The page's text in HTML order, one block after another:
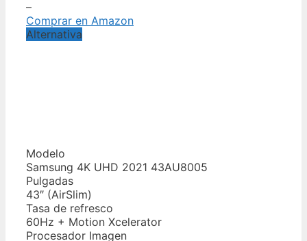
–
Comprar en Amazon
Alternativa
Modelo
Samsung 4K UHD 2021 43AU8005
Pulgadas
43″ (AirSlim)
Tasa de refresco
60Hz + Motion Xcelerator
Procesador Imagen